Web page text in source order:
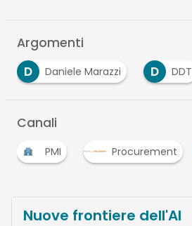
Argomenti
D
Daniele Marazzi D DDT
Canali
PMI Procurement
Nuove frontiere dell'AI